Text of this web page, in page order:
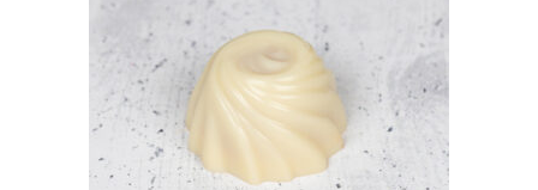
KOSÁRBA TESZEM